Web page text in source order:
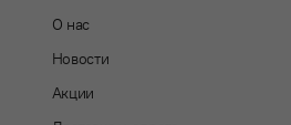
О нас
Новости
Акции